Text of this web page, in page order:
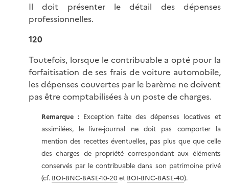
Il doit présenter le détail des dépenses
professionnelles.
120
Toutefois, lorsque le contribuable a opté pour la
forfaitisation de ses frais de voiture automobile,
les dépenses couvertes par le barème ne doivent
pas être comptabilisées à un poste de charges.
Remarque :Exception faite des dépenses locatives et
assimilées, le livre-journal ne doit pas comporter la
mention des recettes éventuelles, pas plus que que celle
des charges de propriété correspondant aux éléments
conservés par le contribuable dans son patrimoine privé
(cf. BOI-BNC-BASE-10-20et BOI-BNC-BASE-40).